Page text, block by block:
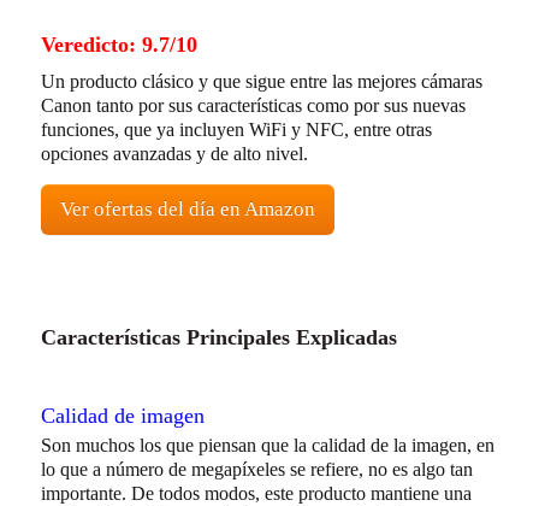
Veredicto: 9.7/10
Un producto clásico y que sigue entre las mejores cámaras
Canon tanto por sus características como por sus nuevas
funciones, que ya incluyen WiFi y NFC, entre otras
opciones avanzadas y de alto nivel.
Ver ofertas del día en Amazon
Características Principales Explicadas
Calidad de imagen
Son muchos los que piensan que la calidad de la imagen, en
lo que a número de megapíxeles se refiere, no es algo tan
importante. De todos modos, este producto mantiene una